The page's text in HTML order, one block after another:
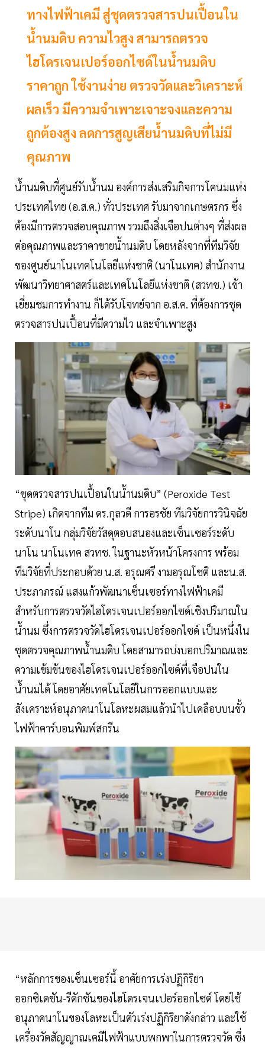
ทางไฟฟ้าเคมี สู่ชุดตรวจสารปนเปื้อนใน
น้ำนมดิบ ความไวสูง สามารถตรวจ
ไฮโดรเจนเปอร์ออกไซด์ในน้ำนมดิบ
ราคาถูก ใช้งานง่าย ตรวจวัดและวิเคราะห์
ผลเร็ว มีความจำเพาะเจาะจงและความ
ถูกต้องสูง ลดการสูญเสียน้ำนมดิบที่ไม่มี
คุณภาพ
น้ำนมดิบที่ศูนย์รับน้ำนม องค์การส่งเสริมกิจการโคนมแห่ง
ประเทศไทย (อ.ส.ค.) ทั่วประเทศ รับมาจากเกษตรกร ซึ่ง
ต้องมีการตรวจสอบคุณภาพ รวมถึงสิ่งเจือปนต่างๆ ที่ส่งผล
ต่อคุณภาพและราคาขายน้ำนมดิบ โดยหลังจากที่ทีมวิจัย
ของศูนย์นาโนเทคโนโลยีแห่งชาติ (นาโนเทค) สำนักงาน
พัฒนาวิทยาศาสตร์และเทคโนโลยีแห่งชาติ (สวทช.) เข้า
เยี่ยมชมการทำงาน ก็ได้รับโจทย์จาก อ.ส.ค. ที่ต้องการชุด
ตรวจสารปนเปื้อนที่มีความไว และจำเพาะสูง
“ชุดตรวจสารปนเปื้อนในน้ำนมดิบ” (Peroxide Test
Stripe) เกิดจากทีม ดร.กุลวดี การอรชัย ทีมวิจัยการวินิจฉัย
ระดับนาโน กลุ่มวิจัยวัสดุตอบสนองและเซ็นเซอร์ระดับ
นาโน นาโนเทค สวทช. ในฐานะหัวหน้าโครงการ พร้อม
ทีมวิจัยที่ประกอบด้วย น.ส. อรุณศรี งามอรุณโชติ และน.ส.
ประภาภรณ์ แสงแก้วพัฒนาเซ็นเซอร์ทางไฟฟ้าเคมี
สำหรับการตรวจวัดไฮโดรเจนเปอร์ออกไซด์เชิงปริมาณใน
น้ำนม ซึ่งการตรวจวัดไฮโดรเจนเปอร์ออกไซด์ เป็นหนึ่งใน
ชุดตรวจคุณภาพน้ำนมดิบ โดยสามารถบ่งบอกปริมาณและ
ความเข้มข้นของไฮโดรเจนเปอร์ออกไซด์ที่เจือปนใน
น้ำนมได้ โดยอาศัยเทคโนโลยีในการออกแบบและ
สังเคราะห์อนุภาคนาโนโลหะผสมแล้วนำไปเคลือบบนขั้ว
ไฟฟ้าคาร์บอนพิมพ์สกรีน
“หลักการของเซ็นเซอร์นี้ อาศัยการเร่งปฏิกิริยา
ออกซิเดชัน-รีดักชันของไฮโดรเจนเปอร์ออกไซด์ โดยใช้
อนุภาคนาโนของโลหะเป็นตัวเร่งปฏิกิริยาดังกล่าว และใช้
เครื่องวัดสัญญาณเคมีไฟฟ้าแบบพกพาในการตรวจวัด ซึ่ง